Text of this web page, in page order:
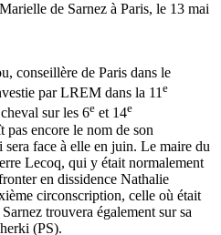
de Sarnez à Paris, le 13 mai
conseillère de Paris dans le
par LREM dans la 11e
sur les 6e et 14e
pas encore le nom de son
sera face à elle en juin. Le maire du
Lecoq, qui y était normalement
en dissidence Nathalie
circonscription, celle où était
trouvera également sur sa
(PS).